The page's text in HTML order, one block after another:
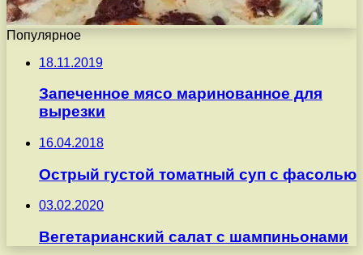
Популярное
18.11.2019
Запеченное мясо маринованное для
вырезки
16.04.2018
Острый густой томатный суп с фасолью
03.02.2020
Вегетарианский салат с шампиньонами